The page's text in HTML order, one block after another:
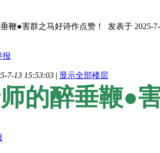
鞭●害群之马好诗作点赞！ 发表于 2025-
报
7-13 15:53:03 | 显示全部楼层
的醉垂鞭●